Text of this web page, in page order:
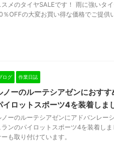
スメのタイヤSALEです！ 雨に強いタ
％OFFの大変お買い得な価格でご提供
ログ 作業日誌
ノーのルーテシアゼンにおす
イロットスポーツ4を装着し
ノーのルーテシアゼンにアドバンレー
ランのパイロットスポーツ4を装着し
も取り付けています。